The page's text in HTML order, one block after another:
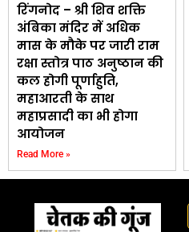
रिंगनोद – श्री शिव शक्ति
अंबिका मंदिर में अधिक
मास के मौके पर जारी राम
रक्षा स्तोत्र पाठ अनुष्ठान की
कल होगी पूर्णाहुति,
महाआरती के साथ
महाप्रसादी का भी होगा
आयोजन
Read More »